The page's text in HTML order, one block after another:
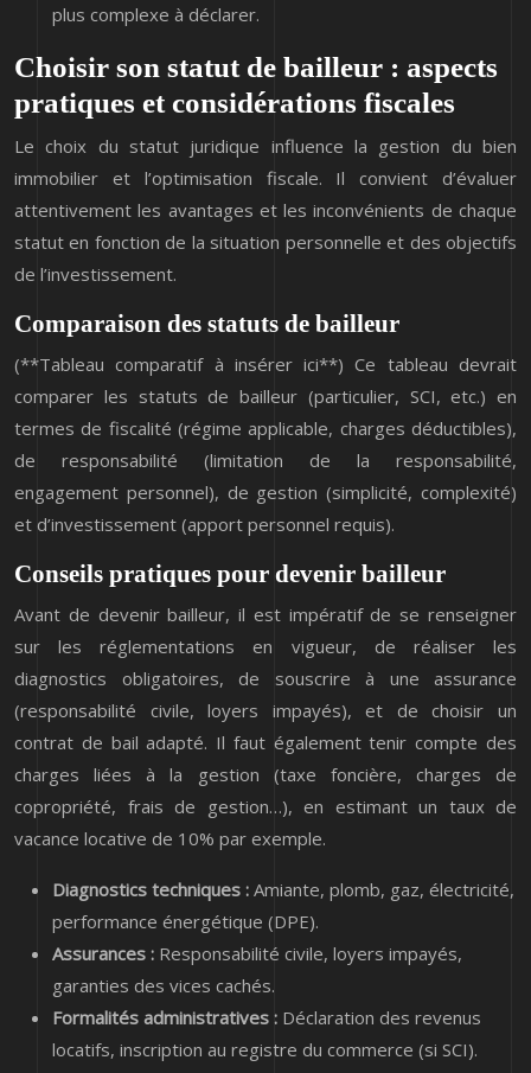
plus complexe à déclarer.
Choisir son statut de bailleur : aspects
pratiques et considérations fiscales
Le choix du statut juridique influence la gestion du bien
immobilier et l’optimisation fiscale. Il convient d’évaluer
attentivement les avantages et les inconvénients de chaque
statut en fonction de la situation personnelle et des objectifs
de l’investissement.
Comparaison des statuts de bailleur
(**Tableau comparatif à insérer ici**) Ce tableau devrait
comparer les statuts de bailleur (particulier, SCI, etc.) en
termes de fiscalité (régime applicable, charges déductibles),
de responsabilité (limitation de la responsabilité,
engagement personnel), de gestion (simplicité, complexité)
et d’investissement (apport personnel requis).
Conseils pratiques pour devenir bailleur
Avant de devenir bailleur, il est impératif de se renseigner
sur les réglementations en vigueur, de réaliser les
diagnostics obligatoires, de souscrire à une assurance
(responsabilité civile, loyers impayés), et de choisir un
contrat de bail adapté. Il faut également tenir compte des
charges liées à la gestion (taxe foncière, charges de
copropriété, frais de gestion…), en estimant un taux de
vacance locative de 10% par exemple.
Diagnostics techniques : Amiante, plomb, gaz, électricité,
performance énergétique (DPE).
Assurances : Responsabilité civile, loyers impayés,
garanties des vices cachés.
Formalités administratives : Déclaration des revenus
locatifs, inscription au registre du commerce (si SCI).